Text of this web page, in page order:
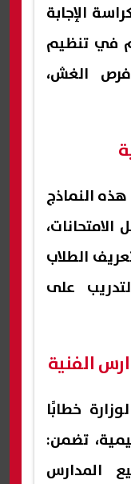
الإجابة
في تنظيم
فرص الغش،
هذه النماذج
الطلاب
على
الفنية
خطابًا
تضمن:
المدارس